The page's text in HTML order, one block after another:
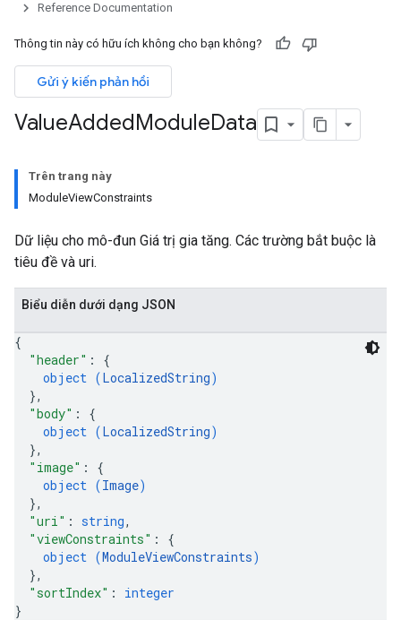
Reference Documentation
Thông tin này có hữu ích không cho bạn không?
Gửi ý kiến phản hồi
ValueAddedModuleData
Trên trang này
ModuleViewConstraints
Dữ liệu cho mô-đun Giá trị gia tăng. Các trường bắt buộc là
tiêu đề và uri.
Biểu diễn dưới dạng JSON
{
"header" : {
object (LocalizedString)
},
"body" : {
object (LocalizedString)
},
"image" : {
object (Image)
},
"uri" : string,
"viewConstraints" : {
object (ModuleViewConstraints)
},
"sortIndex" : integer
}